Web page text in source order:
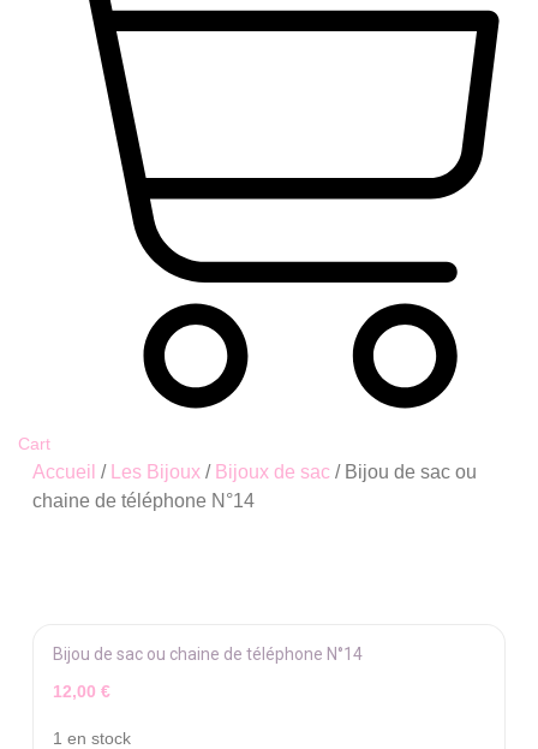
Cart
Accueil / Les Bijoux / Bijoux de sac / Bijou de sac ou
chaine de téléphone N°14
Bijou de sac ou chaine de téléphone N°14
12,00 €
1 en stock